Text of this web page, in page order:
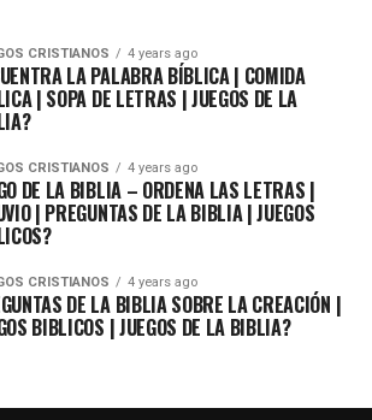
CRISTIANOS 4 years ago
LA PALABRA BÍBLICA | COMIDA
| SOPA DE LETRAS | JUEGOS DE LA
CRISTIANOS 4 years ago
DE LA BIBLIA – ORDENA LAS LETRAS |
| PREGUNTAS DE LA BIBLIA | JUEGOS
CRISTIANOS 4 years ago
DE LA BIBLIA SOBRE LA CREACIÓN |
BIBLICOS | JUEGOS DE LA BIBLIA?